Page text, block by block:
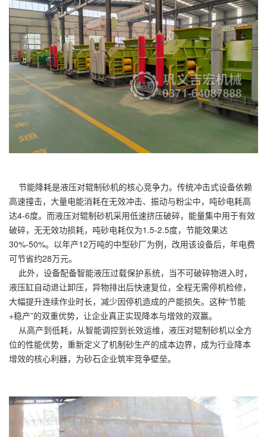
节能降耗是液压对辊制砂机的核心竞争力。传统冲击式设备依赖
高速撞击，大量电能消耗在无效冲击、振动与粉尘中，吨砂电耗高
达4-6度。而液压对辊制砂机采用低速挤压破碎，能量集中用于有效
破碎，无无效功损耗，吨砂电耗仅为1.5-2.5度，节能效果达
30%-50%。以年产12万吨的中型砂厂为例，改用该设备后，年电费
可节省约28万元。
此外，设备配备智能液压过载保护系统，当不可破碎物进入时，
液压缸自动退让卸压，异物排出后快速复位，全程无需停机检修，
大幅提升连续作业时长，减少因停机造成的产能损失。这种“节能
+稳产”的双重优势，让企业真正实现降本与增效的双赢。
从高产到低耗，从智能调控到长效运维，液压对辊制砂机以全方
位的性能优势，重新定义了机制砂生产的成本边界，成为行业降本
增效的核心利器，为砂石企业筑牢竞争壁垒。